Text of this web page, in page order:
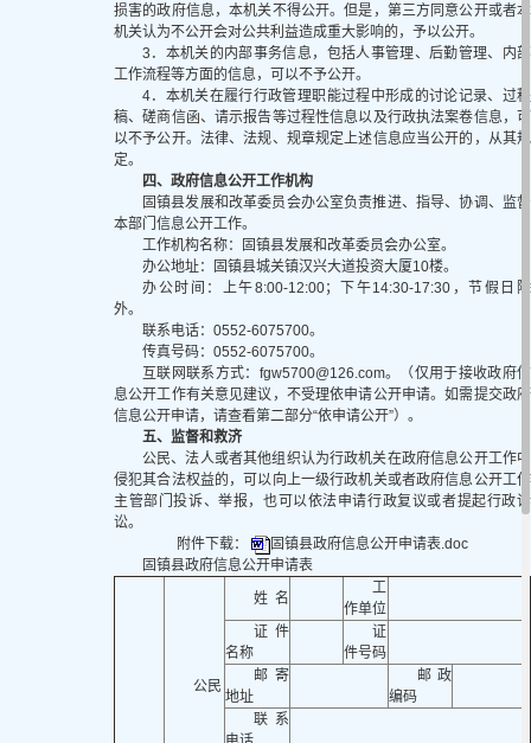
损害的政府信息，本机关不得公开。但是，第三方同意公开或者本
机关认为不公开会对公共利益造成重大影响的，予以公开。
3．本机关的内部事务信息，包括人事管理、后勤管理、内部
工作流程等方面的信息，可以不予公开。
4．本机关在履行行政管理职能过程中形成的讨论记录、过程
稿、磋商信函、请示报告等过程性信息以及行政执法案卷信息，可
以不予公开。法律、法规、规章规定上述信息应当公开的，从其规
定。
四、政府信息公开工作机构
固镇县发展和改革委员会办公室负责推进、指导、协调、监督
本部门信息公开工作。
工作机构名称：固镇县发展和改革委员会办公室。
办公地址：固镇县城关镇汉兴大道投资大厦10楼。
办公时间：上午8:00-12:00；下午14:30-17:30，节假日除
外。
联系电话：0552-6075700。
传真号码：0552-6075700。
互联网联系方式：fgw5700@126.com。（仅用于接收政府信
息公开工作有关意见建议，不受理依申请公开申请。如需提交政府
信息公开申请，请查看第二部分“依申请公开”）。
五、监督和救济
公民、法人或者其他组织认为行政机关在政府信息公开工作中
侵犯其合法权益的，可以向上一级行政机关或者政府信息公开工作
主管部门投诉、举报，也可以依法申请行政复议或者提起行政诉
讼。
附件下载：
固镇县政府信息公开申请表.doc
固镇县政府信息公开申请表
公民
姓 名
工
作单位
证件
名称
证
件号码
邮寄
地址
邮政
编码
联系